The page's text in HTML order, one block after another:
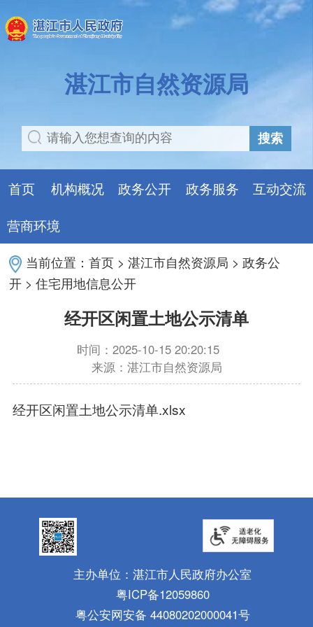
湛江市自然资源局
搜索
首页 机构概况 政务公开 政务服务
互动交流
营商环境
当前位置：首页 >湛江市自然资源局 >政务公
开 >住宅用地信息公开
经开区闲置土地公示清单
时间：2025-10-15 20:20:15
来源：湛江市自然资源局
经开区闲置土地公示清单.xlsx
主办单位：湛江市人民政府办公室
粤ICP备12059860
粤公安网安备 44080202000041号